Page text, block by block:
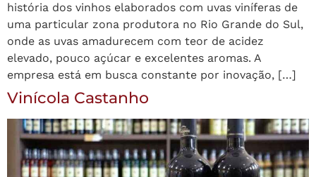
história dos vinhos elaborados com uvas viníferas de
uma particular zona produtora no Rio Grande do Sul,
onde as uvas amadurecem com teor de acidez
elevado, pouco açúcar e excelentes aromas. A
empresa está em busca constante por inovação, […]
Vinícola Castanho